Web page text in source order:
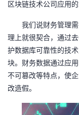
发
者
我
的
我
区块链技术公司应用
我们说财务管理
理 上就很契合，通过
护数据库可靠性的技
块。 财务数据通过应
不可篡改等特点 ， 使
改造假。